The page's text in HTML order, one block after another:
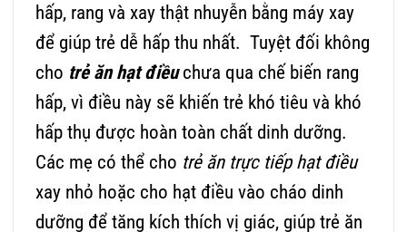
hấp, rang và xay thật nhuyễn bằng máy xay
để giúp trẻ dễ hấp thu nhất. Tuyệt đối không
cho trẻ ăn hạt điềuchưa qua chế biến rang
hấp, vì điều này sẽ khiến trẻ khó tiêu và khó
hấp thụ được hoàn toàn chất dinh dưỡng.
Các mẹ có thể cho trẻ ăn trực tiếp hạt điều
xay nhỏ hoặc cho hạt điều vào cháo dinh
dưỡng để tăng kích thích vị giác, giúp trẻ ăn